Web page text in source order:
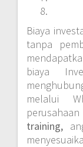
Biaya
tanpa
biaya
melalui
training,